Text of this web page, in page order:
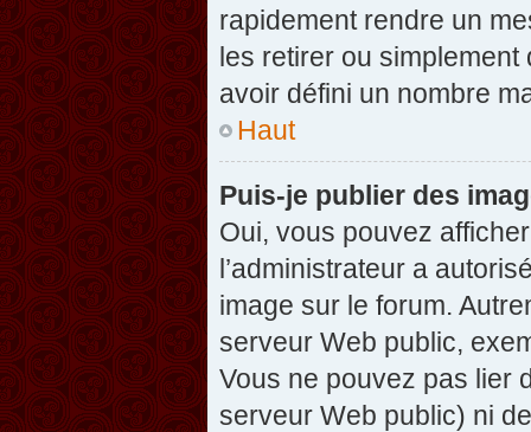
rapidement rendre un
les retirer ou simplement
avoir défini un nombre
Haut
Puis-je publier des
Oui, vous pouvez
l’administrateur a
image sur le forum.
serveur Web public,
Vous ne pouvez pas lier
serveur Web public) ni